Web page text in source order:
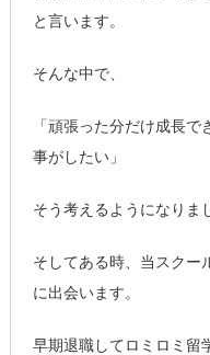
と言います。
そんな中で、
「頑張った分だけ成長
事がしたい」
そう考えるようになりま
そしてある時、当スクー
に出会います。
早期退職してロミロミ留